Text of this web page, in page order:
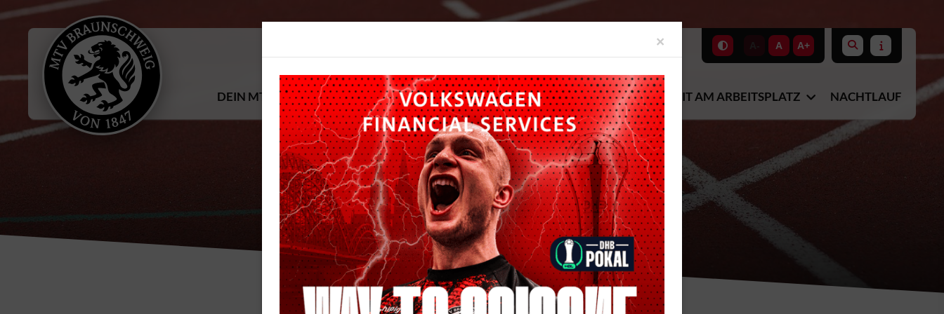
A A+
DEIN MTV SPORT MITGLIEDER-VORTEILSWELT FITNESS-STUDIO FIT AM ARBEITSPLATZ NACHTLAUF
×